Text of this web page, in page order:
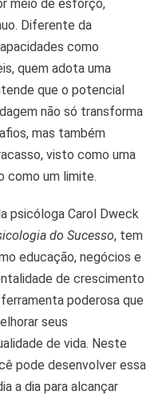
meio de esforço,
Diferente da
como
quem adota uma
que o potencial
não só transforma
mas também
visto como uma
como um limite.
psicóloga Carol Dweck
do Sucesso, tem
educação, negócios e
de crescimento
poderosa que
seus
de vida. Neste
pode desenvolver essa
a dia para alcançar